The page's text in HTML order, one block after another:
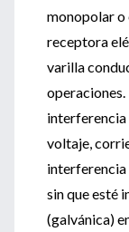
monopolar o
receptora
varilla
operaciones.
interferencia
voltaje,
interferencia
sin que esté
(galvánica)